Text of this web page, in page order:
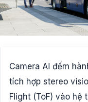
Camera AI đếm
tích hợp stereo
Flight (ToF) vào hệ